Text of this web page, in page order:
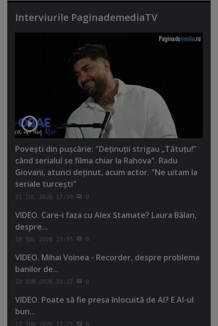
Interviurile PaginademediaTV
Poveşti din puşcărie: "Deţinuţii strigau „Tătuţu!”
când serialul se filma chiar la Rahova". Radu
Giovani, atunci deţinut, acum actor. "Ne uitam la
seriale turceşti"
21 IUL 2026 17:59 0
VIDEO. Care-i faza cu Alex Stamate? Laura Bălan,
despre...
18 IUL 2026 15:55 0
VIDEO. Mihai Voinea - Recorder, despre problema
banilor de...
18 IUN 2026 16:27 0
VIDEO. Poate să fie presa înlocuită de AI? E AI-ul
bun...
17 IUN 2026 17:27 0